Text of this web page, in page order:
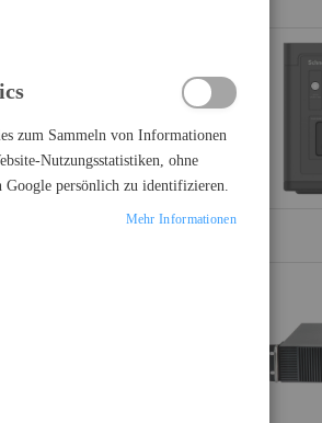
VERGLEICHEN
keine Artikel in Ihrer Vergleichsliste
zum Sammeln von Informationen
Nutzungsstatistiken, ohne
Google persönlich zu identifizieren.
Mehr Informationen